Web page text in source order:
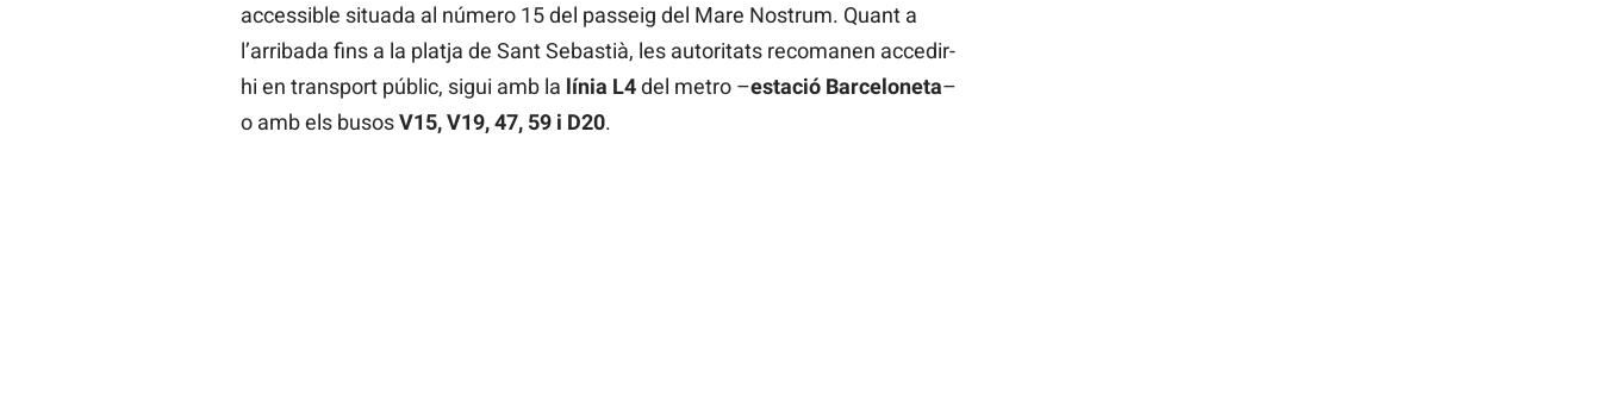
accessible situada al número 15 del passeig del Mare Nostrum. Quant a
l’arribada fins a la platja de Sant Sebastià, les autoritats recomanen accedir-
hi en transport públic, sigui amb la línia L4del metro –estació Barceloneta–
o amb els busosV15, V19, 47, 59 i D20.